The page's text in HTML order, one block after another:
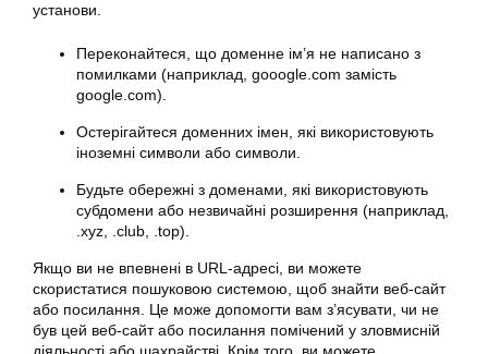
установи.
Переконайтеся, що доменне ім’я не написано з
помилками (наприклад, gooogle.com замість
google.com).
Остерігайтеся доменних імен, які використовують
іноземні символи або символи.
Будьте обережні з доменами, які використовують
субдомени або незвичайні розширення (наприклад,
.xyz, .club, .top).
Якщо ви не впевнені в URL-адресі, ви можете
скористатися пошуковою системою, щоб знайти веб-сайт
або посилання. Це може допомогти вам з’ясувати, чи не
був цей веб-сайт або посилання помічений у зловмисній